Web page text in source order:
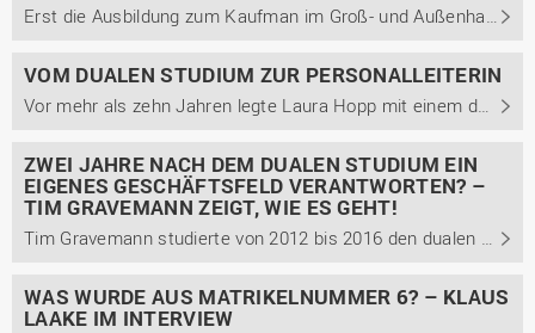
Erst die Ausbildung zum Kaufman im Groß- und Außenhandel, dann der Bachelor- in BWL und nun der Masterabschluss in Führung und Organisation. Olaf Strasburger ist 28 Jahre und studierte von 2018 bis 2021 bei uns am Institut für Duale Studiengänge.
VOM DUALEN STUDIUM ZUR PERSONALLEITERIN
Vor mehr als zehn Jahren legte Laura Hopp mit einem dualen Bachelorstudium der Betriebswirtschaft bei uns am Campus Lingen den Grundstein für ihre berufliche Laufbahn. Inzwischen leitet sie die Personalabteilung der Bohnenkamp AG, bei der sie 2009 in ihr duales Studium startete. Im Interview teilt ...
ZWEI JAHRE NACH DEM DUALEN STUDIUM EIN
EIGENES GESCHÄFTSFELD VERANTWORTEN? –
TIM GRAVEMANN ZEIGT, WIE ES GEHT!
Tim Gravemann studierte von 2012 bis 2016 den dualen Bachelor Management betrieblicher Systeme mit der Studienrichtung Betriebswirtschaft und dem Schwerpunkt Unternehmensführung. Bereits zwei Jahre später wurde er zur Geschäftsfeldleitung ernannt. Im Interview berichtet er von seinem Karriereweg ...
WAS WURDE AUS MATRIKELNUMMER 6? – KLAUS
LAAKE IM INTERVIEW